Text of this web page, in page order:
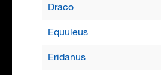
Draco
Equuleus
Eridanus